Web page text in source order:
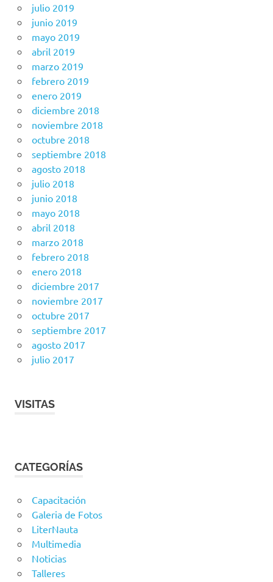
julio 2019
junio 2019
mayo 2019
abril 2019
marzo 2019
febrero 2019
enero 2019
diciembre 2018
noviembre 2018
octubre 2018
septiembre 2018
agosto 2018
julio 2018
junio 2018
mayo 2018
abril 2018
marzo 2018
febrero 2018
enero 2018
diciembre 2017
noviembre 2017
octubre 2017
septiembre 2017
agosto 2017
julio 2017
VISITAS
CATEGORÍAS
Capacitación
Galeria de Fotos
LiterNauta
Multimedia
Noticias
Talleres